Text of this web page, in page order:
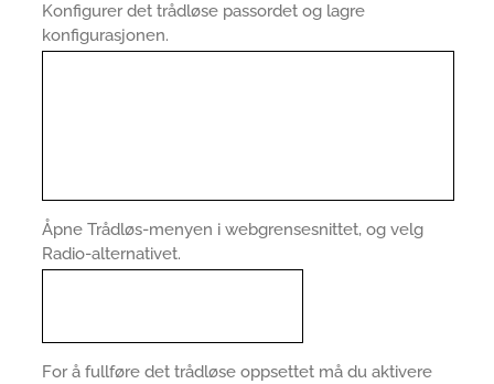
Konfigurer det trådløse passordet og lagre
konfigurasjonen.
Åpne Trådløs-menyen i webgrensesnittet, og velg
Radio-alternativet.
For å fullføre det trådløse oppsettet må du aktivere